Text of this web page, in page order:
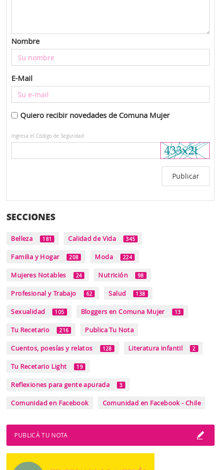
Nombre
E-Mail
Quiero recibir novedades de Comuna Mujer
Ingresa el Código de Seguridad
SECCIONES
Belleza 181 Calidad de Vida 345
Familia y Hogar 208 Moda 224
Mujeres Notables 24 Nutrición 98
Profesional y Trabajo 62 Salud 138
Sexualidad 105 Bloggers en Comuna Mujer 13
Tu Recetario 216 Publica Tu Nota
Cuentos, poesías y relatos 128 Literatura infantil 2
Tu Recetario Light 19
Reflexiones para gente apurada 3
Comunidad en Facebook Comunidad en Facebook - Chile
PUBLICÁ TU NOTA